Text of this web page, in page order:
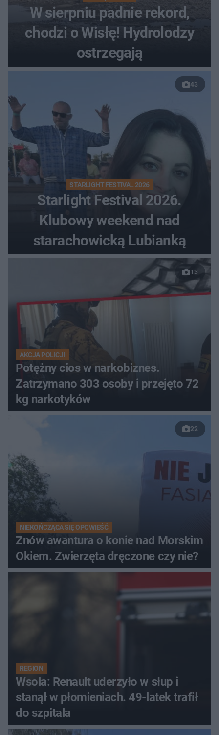
W sierpniu padnie rekord,
chodzi o Wisłę! Hydrolodzy
ostrzegają
43
STARLIGHT FESTIVAL 2026
Starlight Festival 2026.
Klubowy weekend nad
starachowicką Lubianką
13
AKCJA POLICJI
Potężny cios w narkobiznes.
Zatrzymano 303 osoby i przejęto 72
kg narkotyków
22
NIEKOŃCZĄCA SIĘ OPOWIEŚĆ
Znów awantura o konie nad Morskim
Okiem. Zwierzęta dręczone czy nie?
REGION
Wsola: Renault uderzyło w słup i
stanął w płomieniach. 49-latek trafił
do szpitala